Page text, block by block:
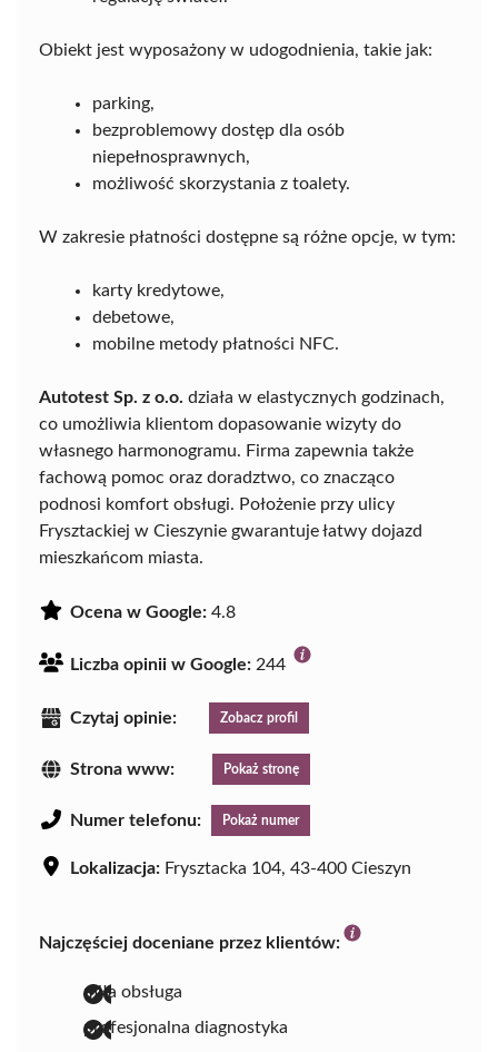
Obiekt jest wyposażony w udogodnienia, takie jak:
parking,
bezproblemowy dostęp dla osób
niepełnosprawnych,
możliwość skorzystania z toalety.
W zakresie płatności dostępne są różne opcje, w tym:
karty kredytowe,
debetowe,
mobilne metody płatności NFC.
Autotest Sp. z o.o. działa w elastycznych godzinach,
co umożliwia klientom dopasowanie wizyty do
własnego harmonogramu. Firma zapewnia także
fachową pomoc oraz doradztwo, co znacząco
podnosi komfort obsługi. Położenie przy ulicy
Frysztackiej w Cieszynie gwarantuje łatwy dojazd
mieszkańcom miasta.
Ocena w Google: 4.8
Liczba opinii w Google: 244
Czytaj opinie: Zobacz profil
Strona www: Pokaż stronę
Numer telefonu: Pokaż numer
Lokalizacja: Frysztacka 104, 43-400 Cieszyn
Najczęściej doceniane przez klientów:
miła obsługa
profesjonalna diagnostyka